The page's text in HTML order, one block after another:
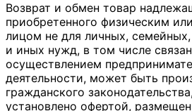
Возврат и обмен товар
приобретенного физическим
лицом не для личных,
и иных нужд, в том числе
осуществлением
деятельности, может быть
гражданского
установлено офертой,